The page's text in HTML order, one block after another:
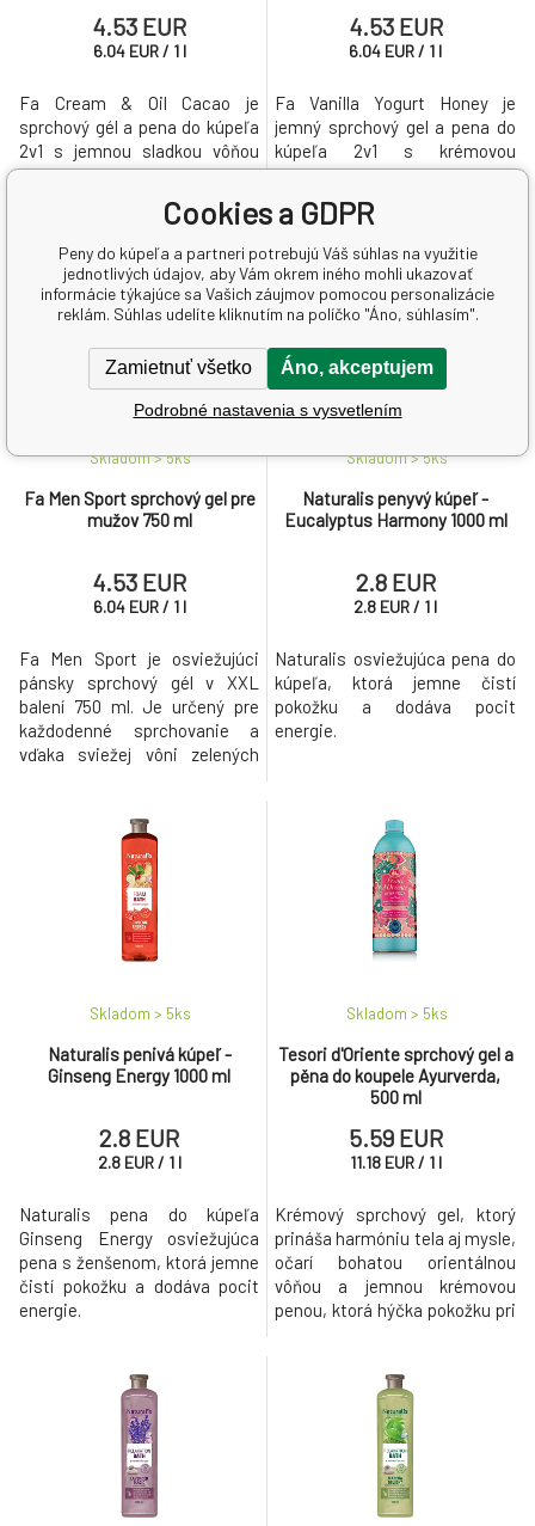
4.53 EUR
6.04 EUR / 1 l
Fa Cream & Oil Cacao je
sprchový gél a pena do kúpeľa
2v1 s jemnou sladkou vôňou
kakaového masla. Obsahuje
kokosový olej, ktorý pomáha
pokožku zjemniť a hydratovať.
4.53 EUR
6.04 EUR/ 1 l
Fa Vanilla Yogurt Honey je
jemný sprchový gel a pena do
kúpeľa 2v1 s krémovou
vanilkovou vôňou a tónmi
medu. Obsahuje probiotické
zloženie a je určený na
každodenné použitie.
Fa Men Sport sprchový gel pre
mužov 750 ml
Skladom > 5ks
4.53 EUR
6.04 EUR / 1 l
Fa Men Sport je osviežujúci
pánsky sprchový gél v XXL
balení 750 ml. Je určený pre
každodenné sprchovanie a
vďaka sviežej vôni zelených
Naturalis penyvý kúpeľ -
Eucalyptus Harmony 1000 ml
Skladom > 5ks
2.8 EUR
2.8 EUR/ 1 l
Naturalis osviežujúca pena do
kúpeľa, ktorá jemne čistí
pokožku a dodáva pocit
energie.
Naturalis penivá kúpeľ -
Ginseng Energy 1000 ml
Skladom > 5ks
2.8 EUR
2.8 EUR / 1 l
Naturalis pena do kúpeľa
Ginseng Energy osviežujúca
pena s ženšenom, ktorá jemne
čistí pokožku a dodáva pocit
energie.
Tesori d'Oriente sprchový gel a
pěna do koupele Ayurverda,
500 ml
Skladom > 5ks
5.59 EUR
11.18 EUR / 1 l
Krémový sprchový gel, ktorý
prináša harmóniu tela aj mysle,
očarí bohatou orientálnou
vôňou a jemnou krémovou
penou, ktorá hýčka pokožku pri
Cookies a GDPR
Peny do kúpeľa a partneri potrebujú Váš súhlas na využitie
jednotlivých údajov, aby Vám okrem iného mohli ukazovať
informácie týkajúce sa Vašich záujmov pomocou personalizácie
reklám. Súhlas udelíte kliknutím na políčko "Áno, súhlasím".
Zamietnuť všetko Áno, akceptujem
Podrobné nastavenia s vysvetlením